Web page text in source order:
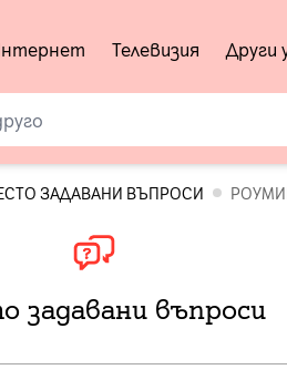
Телевизия Други
ЗАДАВАНИ ВЪПРОСИ
задавани въпроси